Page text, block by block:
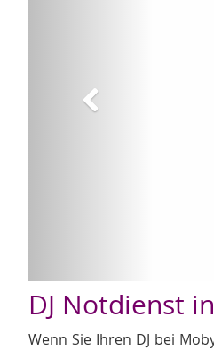
DJ Notdienst
Wenn Sie Ihren DJ bei